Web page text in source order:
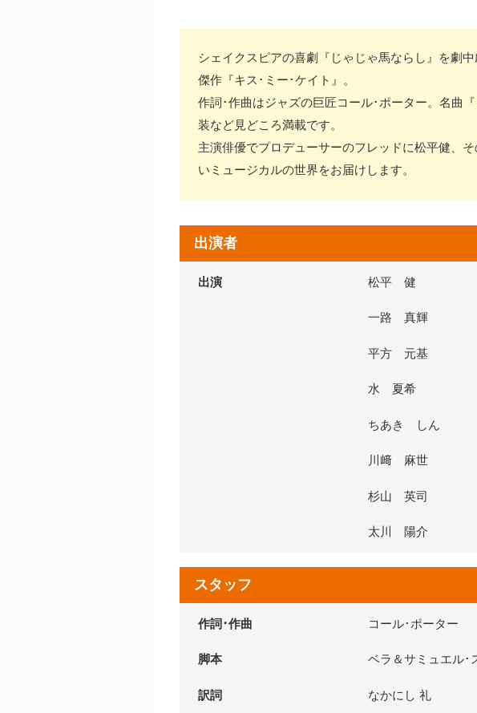
シェイクスピアの喜劇『じゃじゃ馬ならし』を劇
傑作『キス･ミー･ケイト』。
作詞･作曲はジャズの巨匠コール･ポーター。名曲
装など見どころ満載です。
主演俳優でプロデューサーのフレッドに松平健、
いミュージカルの世界をお届けします。
出演者
出演 松平 健
一路 真輝
平方 元基
水 夏希
ちあき しん
川﨑 麻世
杉山 英司
太川 陽介
スタッフ
作詞･作曲 コール･ポーター
脚本 ベラ＆サミュエル･
訳詞 なかにし 礼